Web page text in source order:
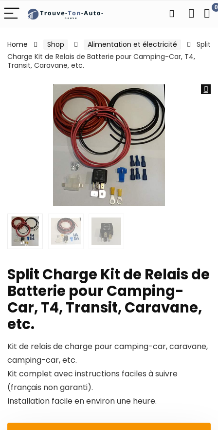
0
Home Shop Alimentation et électricité
Split
Charge Kit de Relais de Batterie pour Camping-Car, T4,
Transit, Caravane, etc.
Split Charge Kit de Relais de
Batterie pour Camping-
Car, T4, Transit, Caravane,
etc.
Kit de relais de charge pour camping-car, caravane,
camping-car, etc.
Kit complet avec instructions faciles à suivre
(français non garanti).
Installation facile en environ une heure.